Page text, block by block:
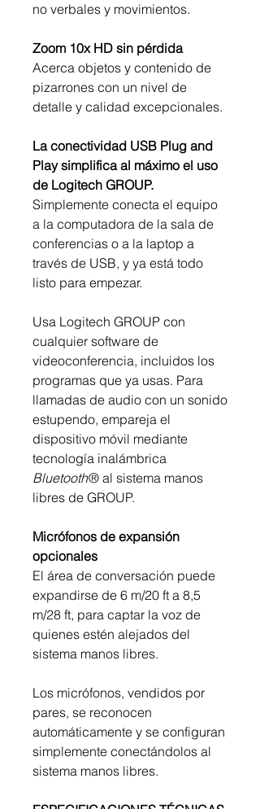
no verbales y movimientos.
Zoom 10x HD sin pérdida
Acerca objetos y contenido de
pizarrones con un nivel de
detalle y calidad excepcionales.
La conectividad USB Plug and
Play simplifica al máximo el uso
de Logitech GROUP.
Simplemente conecta el equipo
a la computadora de la sala de
conferencias o a la laptop a
través de USB, y ya está todo
listo para empezar.
Usa Logitech GROUP con
cualquier software de
videoconferencia, incluidos los
programas que ya usas. Para
llamadas de audio con un sonido
estupendo, empareja el
dispositivo móvil mediante
tecnología inalámbrica
Bluetooth® al sistema manos
libres de GROUP.
Micrófonos de expansión
opcionales
El área de conversación puede
expandirse de 6 m/20 ft a 8,5
m/28 ft, para captar la voz de
quienes estén alejados del
sistema manos libres.
Los micrófonos, vendidos por
pares, se reconocen
automáticamente y se configuran
simplemente conectándolos al
sistema manos libres.